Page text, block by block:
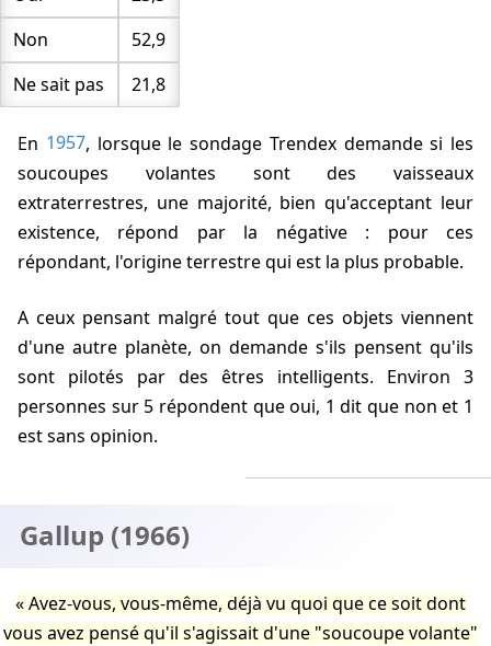
Non
52,9
Ne sait pas
21,8
En 1957, lorsque le sondage Trendex demande si les
soucoupes volantes sont des vaisseaux
extraterrestres, une majorité, bien qu'acceptant leur
existence, répond par la négative : pour ces
répondant, l'origine terrestre qui est la plus probable.
A ceux pensant malgré tout que ces objets viennent
d'une autre planète, on demande s'ils pensent qu'ils
sont pilotés par des êtres intelligents. Environ 3
personnes sur 5 répondent que oui, 1 dit que non et 1
est sans opinion.
Gallup (1966)
Avez-vous, vous-même, déjà vu quoi que ce soit dont
vous avez pensé qu'il s'agissait d'une "soucoupe volante"